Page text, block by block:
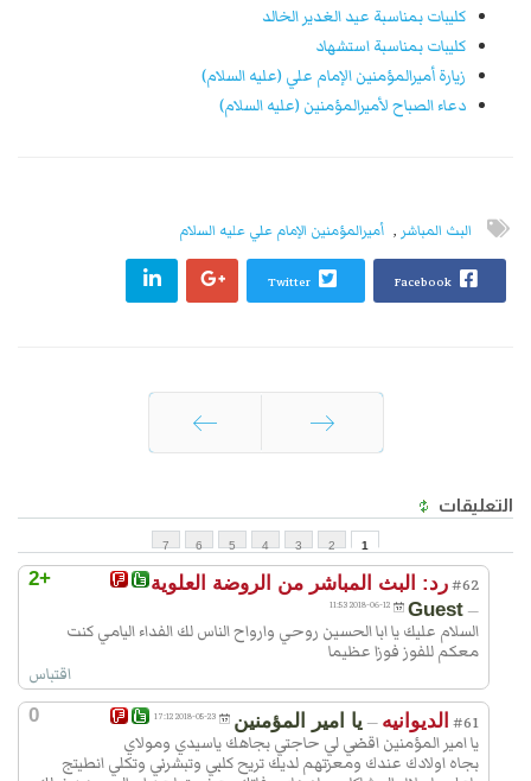
كليبات بمناسبة عيد الغدير الخالد
كليبات بمناسبة استشهاد
زيارة أميرالمؤمنين الإمام علي (عليه السلام)
دعاء الصباح لأميرالمؤمنين (عليه السلام)
البث المباشر , أميرالمؤمنين الإمام علي عليه السلام
التعليقات
1
2
3
4
5
6
7
+2 #62رد: البث المباشر من الروضة العلوية
—
Guest
2018-06-12 11:53
السلام عليك يا ابا الحسين روحي وارواح الناس لك الفداء اليامي كنت
معكم للفوز فوزا عظيما
اقتباس
0 #61 الديوانيه — يا امير المؤمنين 2018-05-23 17:12
يا امير المؤمنين اقضي لي حاجتي بجاهك ياسيدي ومولاي
بجاه اولادك عندك ومعزتهم لديك تريح كلبي وتبشرني وتكلي انطيتج